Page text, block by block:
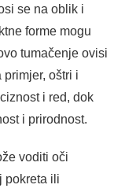
se na oblik i
forme mogu
tumačenje ovisi
oštri i
i red, dok
i prirodnost.
voditi oči
pokreta ili